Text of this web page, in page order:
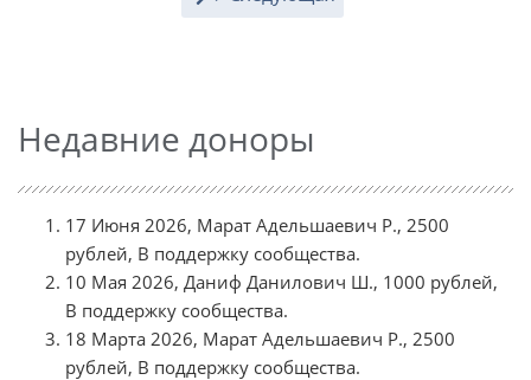
Недавние доноры
17 Июня 2026, Марат Адельшаевич Р., 2500
рублей, В поддержку сообщества.
10 Мая 2026, Даниф Данилович Ш., 1000 рублей,
В поддержку сообщества.
18 Марта 2026, Марат Адельшаевич Р., 2500
рублей, В поддержку сообщества.